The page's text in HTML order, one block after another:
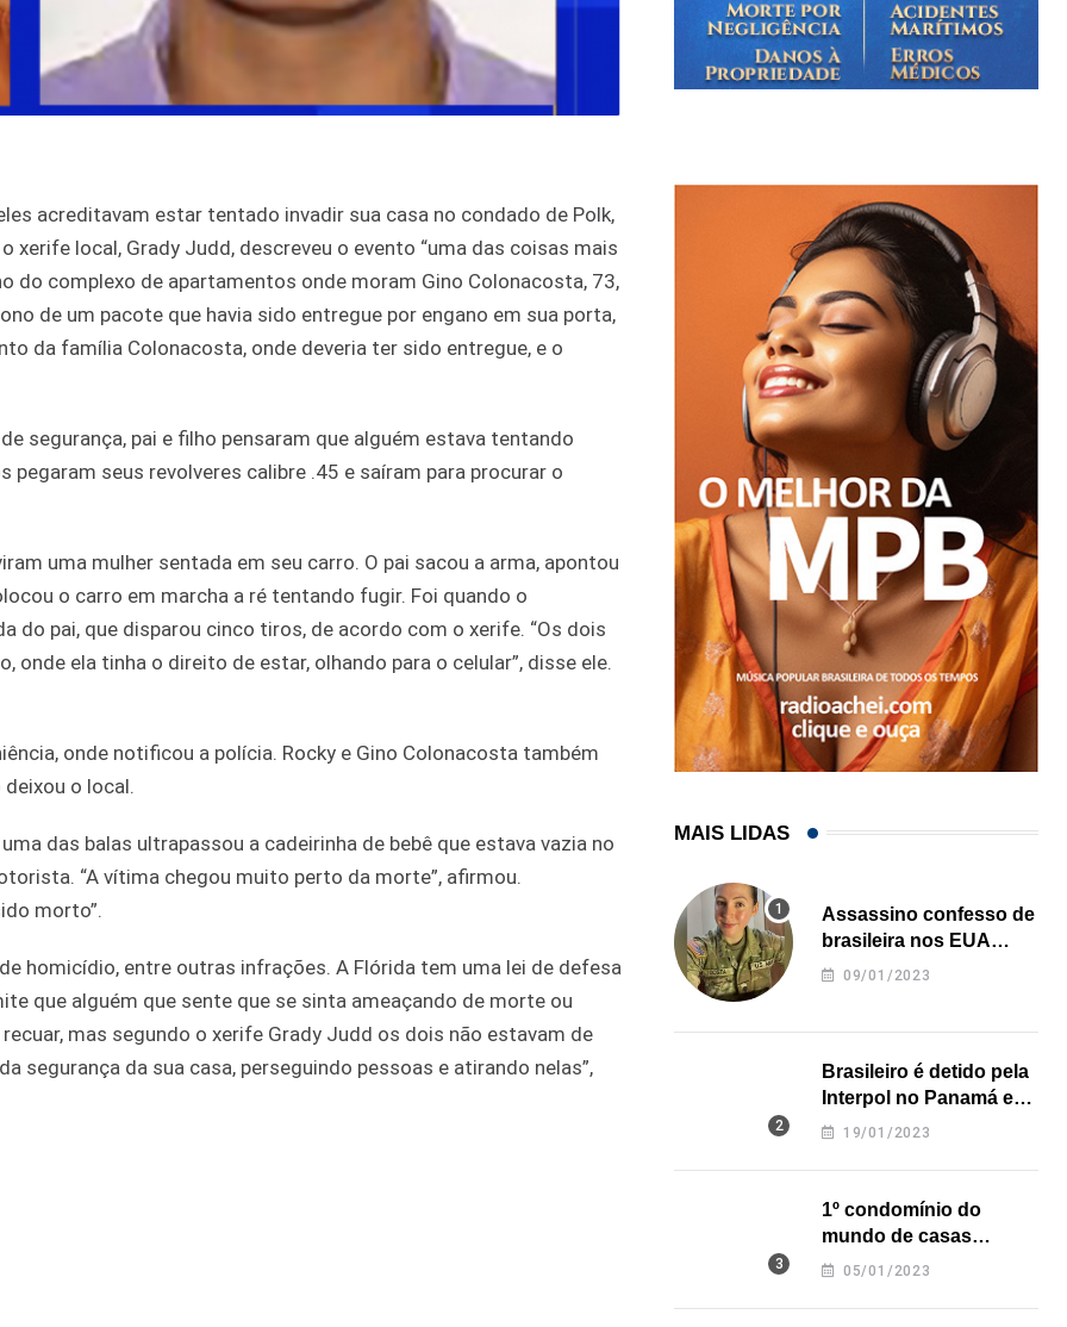
acreditavam estar tentado invadir sua casa no condado de Polk,
xerife local, Grady Judd, descreveu o evento “uma das coisas mais
do complexo de apartamentos onde moram Gino Colonacosta, 73,
de um pacote que havia sido entregue por engano em sua porta,
da família Colonacosta, onde deveria ter sido entregue, e o
segurança, pai e filho pensaram que alguém estava tentando
seus revolveres calibre .45 e saíram para procurar o
uma mulher sentada em seu carro. O pai sacou a arma, apontou
o carro em marcha a ré tentando fugir. Foi quando o
do pai, que disparou cinco tiros, de acordo com o xerife. “Os dois
ela tinha o direito de estar, olhando para o celular”, disse ele.
onde notificou a polícia. Rocky e Gino Colonacosta também
o local.
das balas ultrapassou a cadeirinha de bebê que estava vazia no
“A vítima chegou muito perto da morte”, afirmou.
morto”.
homicídio, entre outras infrações. A Flórida tem uma lei de defesa
que alguém que sente que se sinta ameaçando de morte ou
mas segundo o xerife Grady Judd os dois não estavam de
segurança da sua casa, perseguindo pessoas e atirando nelas”,
MAIS LIDAS
Assassino confesso de
brasileira nos EUA
revela onde deixou o
09/01/2023
Brasileiro é detido pela
Interpol no Panamá e
pode pegar prisão
19/01/2023
1º condomínio do
mundo de casas
impressas em 3D é
05/01/2023